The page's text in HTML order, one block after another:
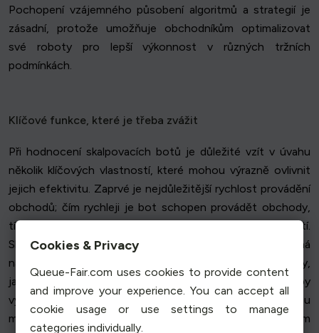
Pochopení vzájemného působení algoritmů a strategií je
zásadní, protože umožňuje obchodníkům optimalizovat
své roboty pro lepší výkonnost v různých tržních
podmínkách.
Klíčové funkce, které je třeba zvážit
Při hodnocení skalpovacích botů je důležité vzít v úvahu
několik klíčových vlastností, které mohou výrazně ovlivnit
jejich efektivitu. Zaprvé je nejdůležitější rychlost provádění
obchodů; čím rychleji je bot schopen provádět obchody,
tím vyšší je potenciál pro zachycení ziskových příležitostí.
Skalpovací boti by také měli nabízet přizpůsobitelná
nastavení, která obchodníkům umožní upravit parametry,
jako je velikost obchodu a limity stop-loss, tak, aby
vyhovovaly jejich strategiím. Další nezbytnou funkcí jsou
možnosti zpětného testování, které obchodníkům
Cookies & Privacy
Queue-Fair.com uses cookies to provide content
and improve your experience. You can accept all
cookie usage or use settings to manage
categories individually.